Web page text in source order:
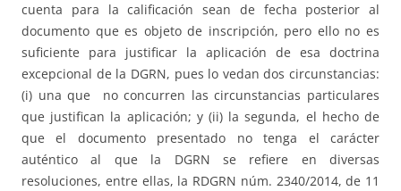
cuenta para la calificación sean de fecha posterior al
documento que es objeto de inscripción, pero ello no es
suficiente para justificar la aplicación de esa doctrina
excepcional de la DGRN, pues lo vedan dos circunstancias:
(i) una que no concurren las circunstancias particulares
que justifican la aplicación; y (ii) la segunda, el hecho de
que el documento presentado no tenga el carácter
auténtico al que la DGRN se refiere en diversas
resoluciones, entre ellas, la RDGRN núm. 2340/2014, de 11